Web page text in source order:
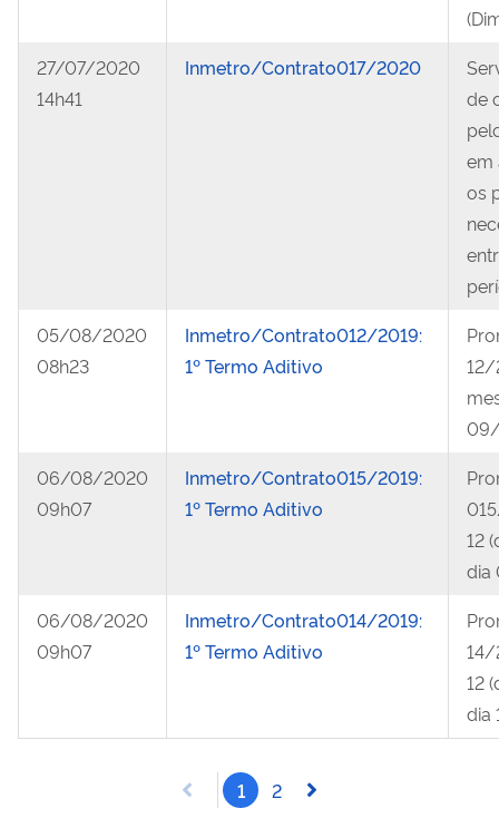
27/07/2020
14h41
Inmetro/Contrato017/2020
de
em
os
05/08/2020
08h23
Inmetro/Contrato012/2019:
1º Termo Aditivo
12/
06/08/2020
09h07
Inmetro/Contrato015/2019:
1º Termo Aditivo
12
dia
06/08/2020
09h07
Inmetro/Contrato014/2019:
1º Termo Aditivo
14/
12
dia
1 2